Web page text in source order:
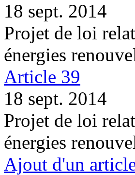
18 sept. 2014
Projet de loi
énergies
Article 39
18 sept. 2014
Projet de loi
énergies
Ajout d'un